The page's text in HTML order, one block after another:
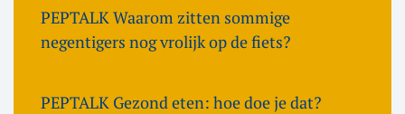
PEPTALK Waarom zitten sommige
negentigers nog vrolijk op de fiets?
PEPTALK Gezond eten: hoe doe je dat?